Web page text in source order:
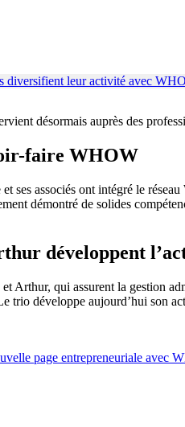
désormais auprès des
faire WHOW
ses associés ont intégré le
démontré de solides
développent
Arthur, qui assurent la gestion
trio développe aujourd’hui
page entrepreneuriale avec